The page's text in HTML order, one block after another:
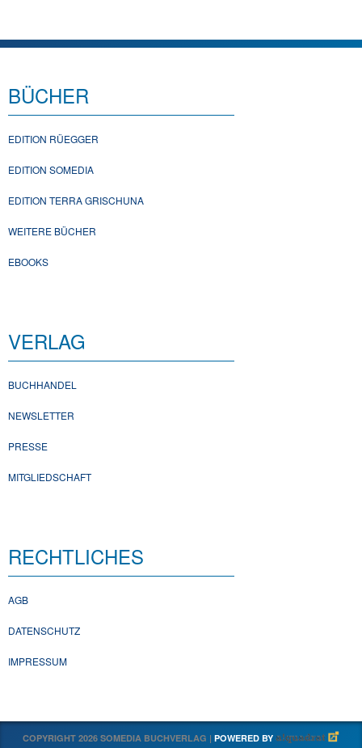
BÜCHER
EDITION RÜEGGER
EDITION SOMEDIA
EDITION TERRA GRISCHUNA
WEITERE BÜCHER
EBOOKS
VERLAG
BUCHHANDEL
NEWSLETTER
PRESSE
MITGLIEDSCHAFT
RECHTLICHES
AGB
DATENSCHUTZ
IMPRESSUM
COPYRIGHT 2026 SOMEDIA BUCHVERLAG | POWERED BY